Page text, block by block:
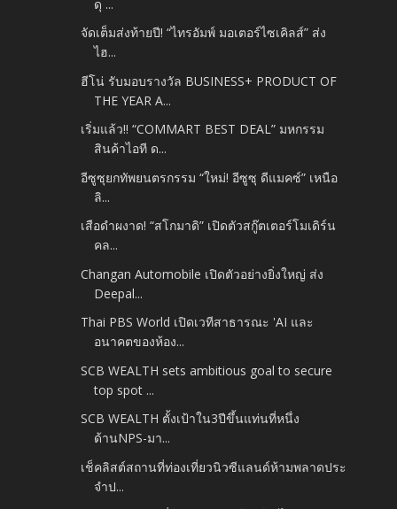
ดุ ...
จัดเต็มส่งท้ายปี! “ไทรอัมพ์ มอเตอร์ไซเคิลส์” ส่ง
ไฮ...
ฮีโน่ รับมอบรางวัล BUSINESS+ PRODUCT OF
THE YEAR A...
เริ่มแล้ว!! “COMMART BEST DEAL” มหกรรม
สินค้าไอที ด...
อีซูซุยกทัพยนตรกรรม “ใหม่! อีซูซุ ดีแมคซ์” เหนือ
ลิ...
เสือดำผงาด! “สโกมาดิ” เปิดตัวสกู๊ตเตอร์โมเดิร์น
คล...
Changan Automobile เปิดตัวอย่างยิ่งใหญ่ ส่ง
Deepal...
Thai PBS World เปิดเวทีสาธารณะ 'AI และ
อนาคตของห้อง...
SCB WEALTH sets ambitious goal to secure
top spot ...
SCB WEALTH ตั้งเป้าใน3ปีขึ้นแท่นที่หนึ่ง
ด้านNPS-มา...
เช็คลิสต์สถานที่ท่องเที่ยวนิวซีแลนด์ห้ามพลาดประ
จำป...